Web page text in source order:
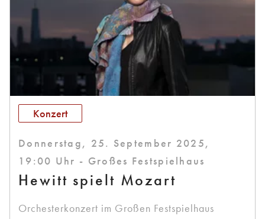
Konzert
Donnerstag, 25. September 2025,
19:00 Uhr - Großes Festspielhaus
Hewitt spielt Mozart
Orchesterkonzert im Großen Festspielhaus